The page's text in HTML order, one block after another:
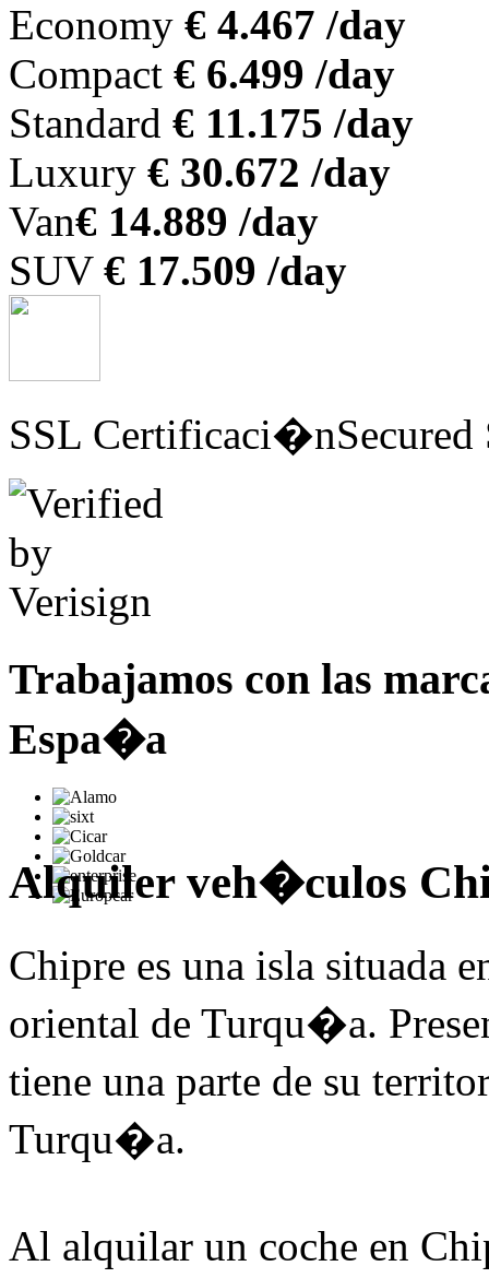
Economy € 4.467 /day
Compact € 6.499 /day
Standard € 11.175 /day
Luxury € 30.672 /day
Van€ 14.889 /day
SUV € 17.509 /day
SSL Certificaci�n
Trabajamos con las
Espa�a
Alquiler veh�culos
Chipre es una isla situada
oriental de Turqu�a.
tiene una parte de su
Turqu�a.
Al alquilar un coche en